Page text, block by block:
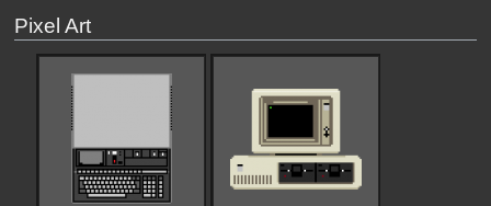
Pixel Art